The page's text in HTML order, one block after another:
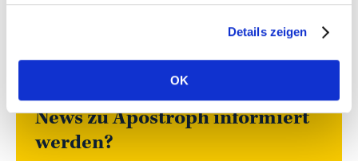
Details zeigen
OK
News zu Apostroph informiert
werden?